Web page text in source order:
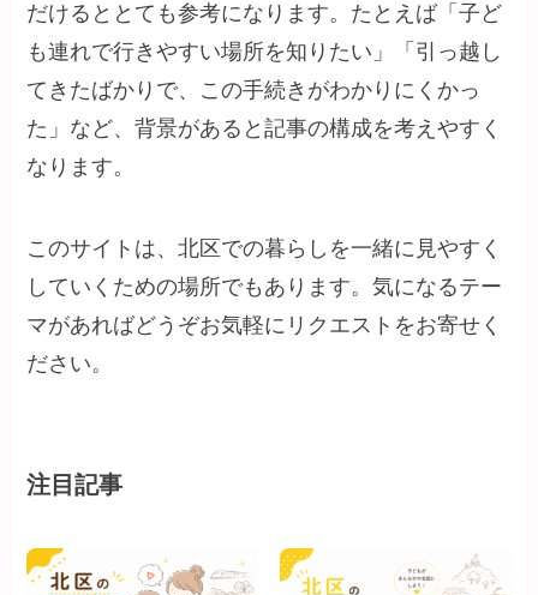
だけるととても参考になります。たとえば「子ど
も連れで行きやすい場所を知りたい」「引っ越し
てきたばかりで、この手続きがわかりにくかっ
た」など、背景があると記事の構成を考えやすく
なります。
このサイトは、北区での暮らしを一緒に見やすく
していくための場所でもあります。気になるテー
マがあればどうぞお気軽にリクエストをお寄せく
ださい。
注目記事